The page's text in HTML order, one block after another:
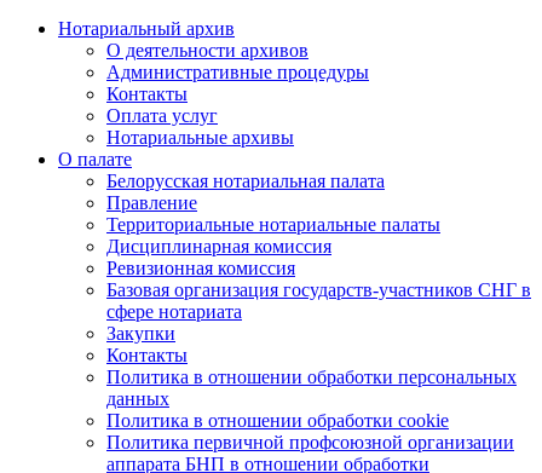
Нотариальный архив
О деятельности архивов
Административные процедуры
Контакты
Оплата услуг
Нотариальные архивы
О палате
Белорусская нотариальная палата
Правление
Территориальные нотариальные палаты
Дисциплинарная комиссия
Ревизионная комиссия
Базовая организация государств-участников СНГ в
сфере нотариата
Закупки
Контакты
Политика в отношении обработки персональных
данных
Политика в отношении обработки cookie
Политика первичной профсоюзной организации
аппарата БНП в отношении обработки